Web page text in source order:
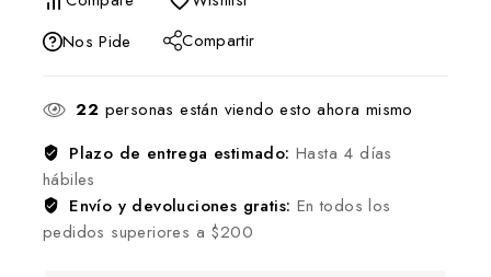
Nos Pide
Compartir
22 personas están viendo esto ahora mismo
Plazo de entrega estimado: Hasta 4 días
hábiles
Envío y devoluciones gratis: En todos los
pedidos superiores a $200